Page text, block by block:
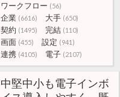
ワークフロー (56)
企業 (6616) 大手 (650)
契約 (1495) 完結 (110)
画面 (455) 設定 (941)
連携 (4105) 電子 (2107)
中堅中小も電子インボ